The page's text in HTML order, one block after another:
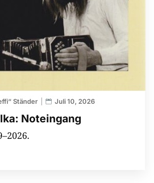
Noteingang
Ständer Juli 10, 2026